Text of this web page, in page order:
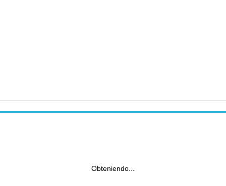
Obteniendo...